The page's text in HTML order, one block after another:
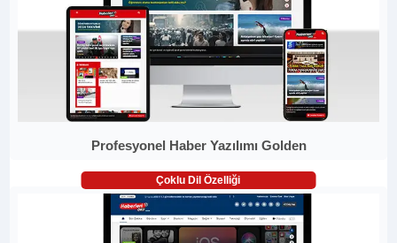
Profesyonel Haber Yazılımı Golden
Çoklu Dil Özelliği